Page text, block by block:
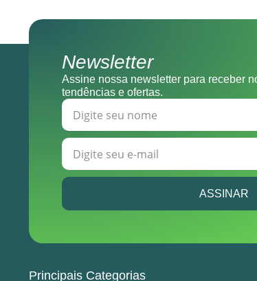
Newsletter
Assine nossa newsletter para receber
tendências e ofertas.
ASSINAR
Principais Categorias